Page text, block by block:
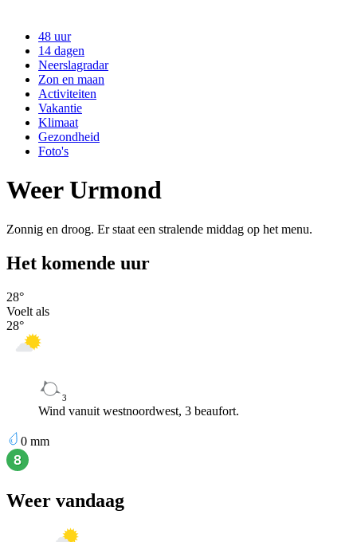
48 uur
14 dagen
Neerslagradar
Zon en maan
Activiteiten
Vakantie
Klimaat
Gezondheid
Foto's
Weer Urmond
Zonnig en droog. Er staat een stralende middag op het menu.
Het komende uur
28°
Voelt als
28°
3
Wind vanuit westnoordwest, 3 beaufort.
0 mm
Weer vandaag